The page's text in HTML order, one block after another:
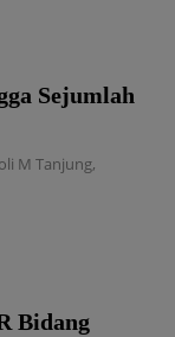
Sejumlah
M Tanjung,
Bidang